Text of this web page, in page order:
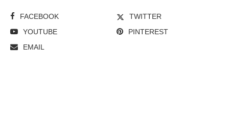
FACEBOOK
TWITTER
YOUTUBE
PINTEREST
EMAIL